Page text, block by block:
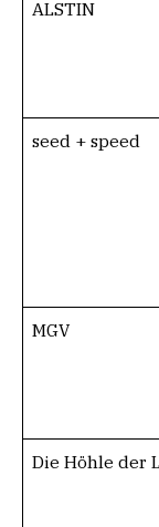
ALSTIN
seed + speed
MGV
Die Höhle der